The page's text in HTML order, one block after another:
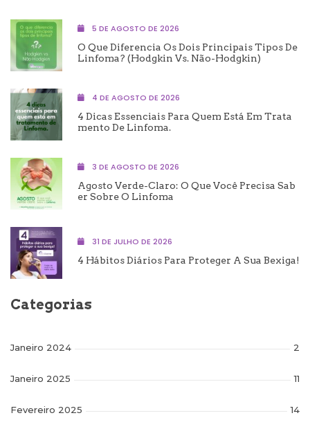
5 DE AGOSTO DE 2026
O Que Diferencia Os Dois Principais Tipos De
Linfoma? (Hodgkin Vs. Não-Hodgkin)
4 DE AGOSTO DE 2026
4 Dicas Essenciais Para Quem Está Em Trata
Mento De Linfoma.
3 DE AGOSTO DE 2026
Agosto Verde-Claro: O Que Você Precisa Sab
Er Sobre O Linfoma
31 DE JULHO DE 2026
4 Hábitos Diários Para Proteger A Sua Bexiga!
Categorias
Janeiro 2024 2
Janeiro 2025 11
Fevereiro 2025 14